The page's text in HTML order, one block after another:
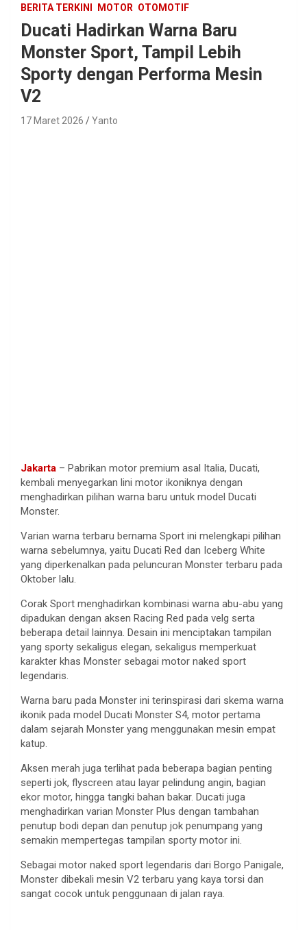
BERITA TERKINI MOTOR OTOMOTIF
Ducati Hadirkan Warna Baru
Monster Sport, Tampil Lebih
Sporty dengan Performa Mesin
V2
17 Maret 2026 Yanto
Jakarta – Pabrikan motor premium asal Italia, Ducati,
kembali menyegarkan lini motor ikoniknya dengan
menghadirkan pilihan warna baru untuk model Ducati
Monster.
Varian warna terbaru bernama Sport ini melengkapi pilihan
warna sebelumnya, yaitu Ducati Red dan Iceberg White
yang diperkenalkan pada peluncuran Monster terbaru pada
Oktober lalu.
Corak Sport menghadirkan kombinasi warna abu-abu yang
dipadukan dengan aksen Racing Red pada velg serta
beberapa detail lainnya. Desain ini menciptakan tampilan
yang sporty sekaligus elegan, sekaligus memperkuat
karakter khas Monster sebagai motor naked sport
legendaris.
Warna baru pada Monster ini terinspirasi dari skema warna
ikonik pada model Ducati Monster S4, motor pertama
dalam sejarah Monster yang menggunakan mesin empat
katup.
Aksen merah juga terlihat pada beberapa bagian penting
seperti jok, flyscreen atau layar pelindung angin, bagian
ekor motor, hingga tangki bahan bakar. Ducati juga
menghadirkan varian Monster Plus dengan tambahan
penutup bodi depan dan penutup jok penumpang yang
semakin mempertegas tampilan sporty motor ini.
Sebagai motor naked sport legendaris dari Borgo Panigale,
Monster dibekali mesin V2 terbaru yang kaya torsi dan
sangat cocok untuk penggunaan di jalan raya.